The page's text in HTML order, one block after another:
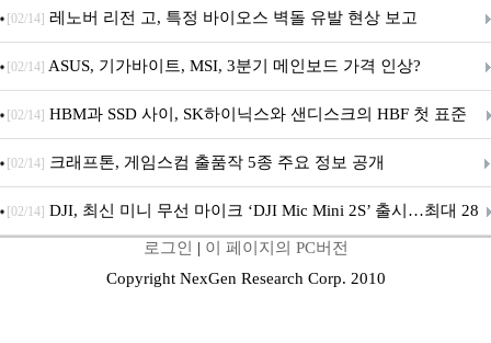
개
[02/14] 레노버 리전 고, 특정 바이오스 벽돌 유발 현상 보고
[02/14] ASUS, 기가바이트, MSI, 3분기 메인보드 가격 인상?
[02/14] HBM과 SSD 사이, SK하이닉스와 샌디스크의 HBF 첫 표준
공개
[02/14] 크래프톤, 게임스컴 출품작 5종 주요 정보 공개
[02/14] DJI, 최신 미니 무선 마이크 ‘DJI Mic Mini 2S’ 출시…최대 28
시간 내장 녹음·AI 노이즈 캔슬링 강화
로그인 | 이 페이지의 PC버전
Copyright NexGen Research Corp. 2010